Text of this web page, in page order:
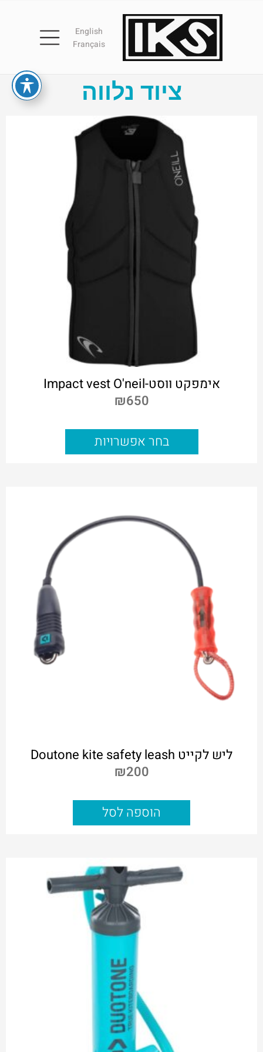
English
Français
ציוד נלווה
אימפקט ווסט-Impact vest O'neil
₪650
בחר אפשרויות
ליש לקייט Doutone kite safety leash
₪200
הוספה לסל